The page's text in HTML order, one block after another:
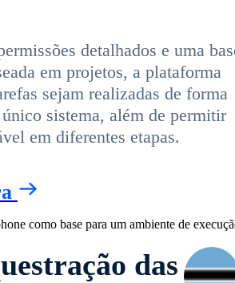
detalhados e uma
em projetos, a plataforma
sejam realizadas de forma
sistema, além de permitir
em diferentes etapas.
das